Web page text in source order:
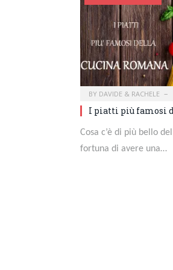
BY DAVIDE & RACHELE
I piatti più famosi
Cosa c’è di più bello
fortuna di avere una…